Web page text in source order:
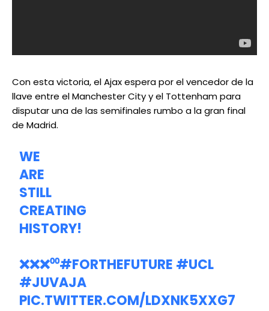
Con esta victoria, el Ajax espera por el vencedor de la
llave entre el Manchester City y el Tottenham para
disputar una de las semifinales rumbo a la gran final
de Madrid.
WE
ARE
STILL
CREATING
HISTORY!
❌❌❌⁰⁰#FORTHEFUTURE #UCL
#JUVAJA
PIC.TWITTER.COM/LDXNK5XXG7